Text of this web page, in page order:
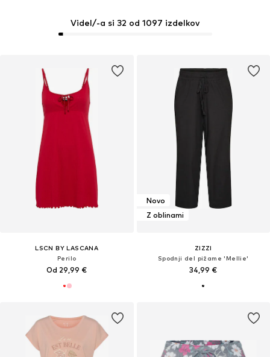
Videl/-a si 32 od 1097 izdelkov
LSCN BY LASCANA
Perilo
Od 29,99 €
Novo
Z oblinami
ZIZZI
Spodnji del pižame 'Mellie'
34,99 €